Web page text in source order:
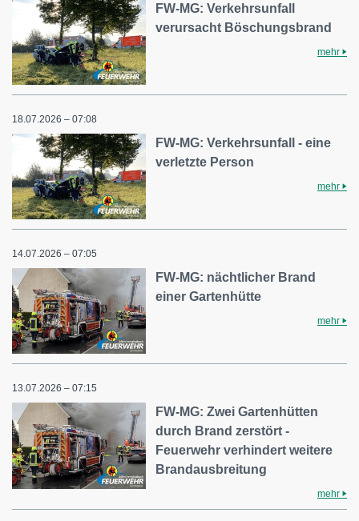
FW-MG: Verkehrsunfall
verursacht Böschungsbrand
mehr
18.07.2026 – 07:08
FW-MG: Verkehrsunfall - eine
verletzte Person
mehr
14.07.2026 – 07:05
FW-MG: nächtlicher Brand
einer Gartenhütte
mehr
13.07.2026 – 07:15
FW-MG: Zwei Gartenhütten
durch Brand zerstört -
Feuerwehr verhindert weitere
Brandausbreitung
mehr